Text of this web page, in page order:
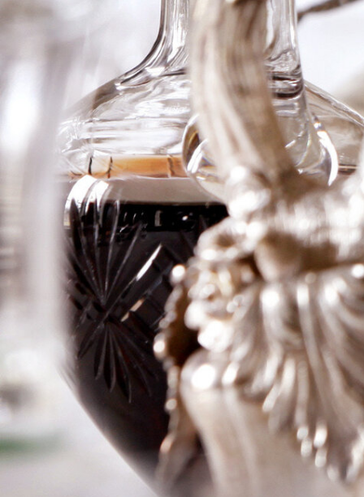
1985 Ch La
Grave a
Pomerol
Logga in för att se priset
Art.nr: 21399-01
Information
Producent La Grave a Pomerol
Årgång 1985
Land Frankrike
Område Pomerol
Färg Rött
75cl